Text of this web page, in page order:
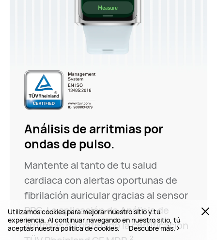
Utilizamos cookies para mejorar nuestro sitio y tu
experiencia. Al continuar navegando en nuestro sitio, tú
aceptas nuestra política de cookies.
Descubre más.
Análisis de arritmias por
ondas de⁠ pulso.
Mantente al tanto de tu salud
cardiaca con alertas oportunas de
fibrilación auricular gracias al sensor
PPG. La aplicación de Análisis de
arritmias ha obtenido la certificación
2